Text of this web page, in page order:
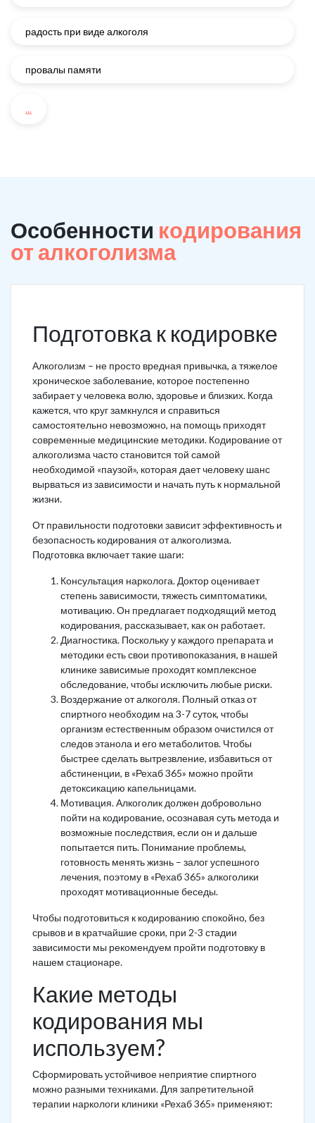
радость при виде алкоголя
провалы памяти
...
Особенности кодирования
от алкоголизма
Подготовка к кодировке
Алкоголизм – не просто вредная привычка, а тяжелое
хроническое заболевание, которое постепенно
забирает у человека волю, здоровье и близких. Когда
кажется, что круг замкнулся и справиться
самостоятельно невозможно, на помощь приходят
современные медицинские методики. Кодирование от
алкоголизма часто становится той самой
необходимой «паузой», которая дает человеку шанс
вырваться из зависимости и начать путь к нормальной
жизни.
От правильности подготовки зависит эффективность и
безопасность кодирования от алкоголизма.
Подготовка включает такие шаги:
Консультация нарколога. Доктор оценивает
степень зависимости, тяжесть симптоматики,
мотивацию. Он предлагает подходящий метод
кодирования, рассказывает, как он работает.
Диагностика. Поскольку у каждого препарата и
методики есть свои противопоказания, в нашей
клинике зависимые проходят комплексное
обследование, чтобы исключить любые риски.
Воздержание от алкоголя. Полный отказ от
спиртного необходим на 3-7 суток, чтобы
организм естественным образом очистился от
следов этанола и его метаболитов. Чтобы
быстрее сделать вытрезвление, избавиться от
абстиненции, в «Рехаб 365» можно пройти
детоксикацию капельницами.
Мотивация. Алкоголик должен добровольно
пойти на кодирование, осознавая суть метода и
возможные последствия, если он и дальше
попытается пить. Понимание проблемы,
готовность менять жизнь – залог успешного
лечения, поэтому в «Рехаб 365» алкоголики
проходят мотивационные беседы.
Чтобы подготовиться к кодированию спокойно, без
срывов и в кратчайшие сроки, при 2-3 стадии
зависимости мы рекомендуем пройти подготовку в
нашем стационаре.
Какие методы
кодирования мы
используем?
Сформировать устойчивое неприятие спиртного
можно разными техниками. Для запретительной
терапии наркологи клиники «Рехаб 365» применяют: